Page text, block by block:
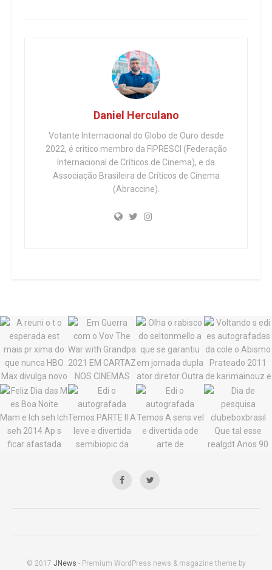
Daniel Herculano
Votante Internacional do Globo de Ouro desde
2022, é critico membro da FIPRESCI (Federação
Internacional de Críticos de Cinema), e da
Associação Brasileira de Críticos de Cinema
(Abraccine).
© 2017 JNews - Premium WordPress news & magazine theme by